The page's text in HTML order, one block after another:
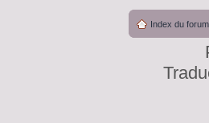
Index du forum